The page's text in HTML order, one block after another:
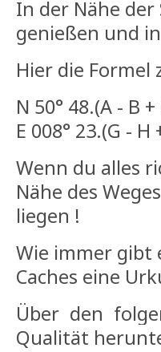
In der Nähe
genießen und
Hier die Formel
N 50° 48.(A - B +
E 008° 23.(G - H
Wenn du alles
Nähe des
liegen !
Wie immer gibt
Caches eine
Über den
Qualität